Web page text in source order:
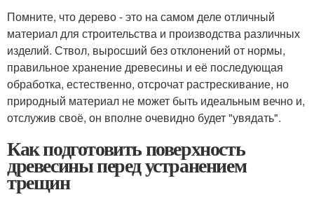
Помните, что дерево - это на самом деле отличный
материал для строительства и производства различных
изделий. Ствол, выросший без отклонений от нормы,
правильное хранение древесины и её последующая
обработка, естественно, отсрочат растрескивание, но
природный материал не может быть идеальным вечно и,
отслужив своё, он вполне очевидно будет "увядать".
Как подготовить поверхность
древесины перед устранением
трещин